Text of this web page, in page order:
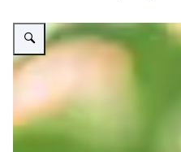
Vergroot afbeelding Antoon Groen